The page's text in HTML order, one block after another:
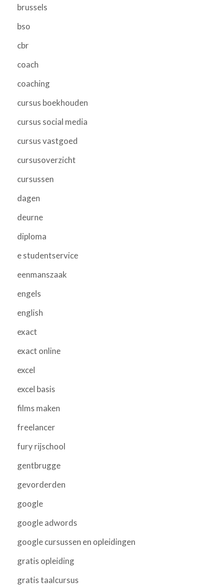
brussels
bso
cbr
coach
coaching
cursus boekhouden
cursus social media
cursus vastgoed
cursusoverzicht
cursussen
dagen
deurne
diploma
e studentservice
eenmanszaak
engels
english
exact
exact online
excel
excel basis
films maken
freelancer
fury rijschool
gentbrugge
gevorderden
google
google adwords
google cursussen en opleidingen
gratis opleiding
gratis taalcursus